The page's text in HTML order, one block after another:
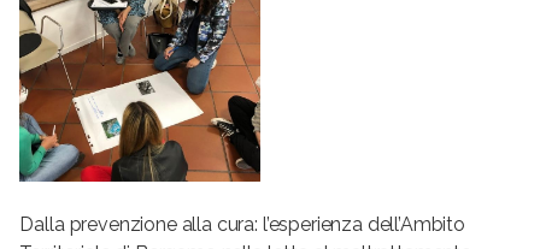
Dalla prevenzione alla cura: l’esperienza dell’Ambito